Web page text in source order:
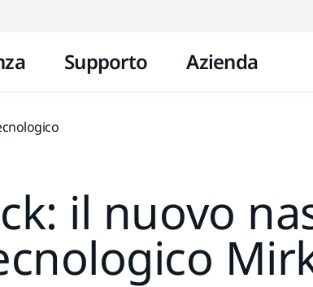
Supporto Azienda
il nuovo